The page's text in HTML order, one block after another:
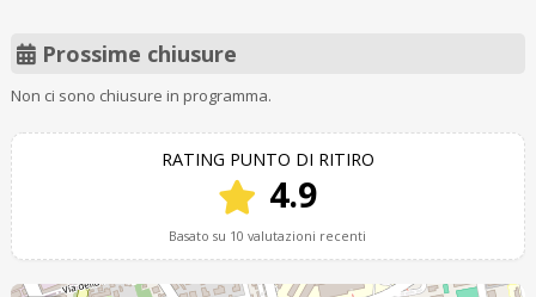
Prossime chiusure
Non ci sono chiusure in programma.
RATING PUNTO DI RITIRO
4.9
Basato su 10 valutazioni recenti